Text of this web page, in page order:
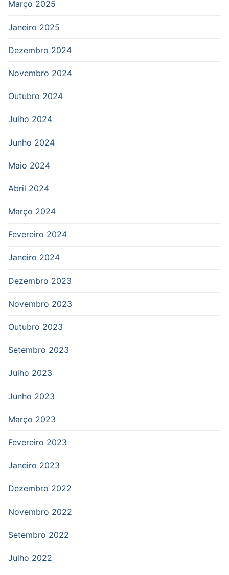
Março 2025
Janeiro 2025
Dezembro 2024
Novembro 2024
Outubro 2024
Julho 2024
Junho 2024
Maio 2024
Abril 2024
Março 2024
Fevereiro 2024
Janeiro 2024
Dezembro 2023
Novembro 2023
Outubro 2023
Setembro 2023
Julho 2023
Junho 2023
Março 2023
Fevereiro 2023
Janeiro 2023
Dezembro 2022
Novembro 2022
Setembro 2022
Julho 2022